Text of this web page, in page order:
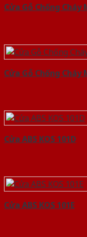
Cửa Gỗ Chống Cháy
Cửa Gỗ Chống Cháy
Cửa ABS KOS 101D
Cửa ABS KOS 101E